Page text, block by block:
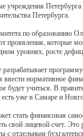
учреждения
Петербурга.
по образованию
проявления, которые
уровнях, росте
ввести нормативное
будет учиться. В
уже в Самаре и
стать финансовая
свой лицевой счет.
с отдельным